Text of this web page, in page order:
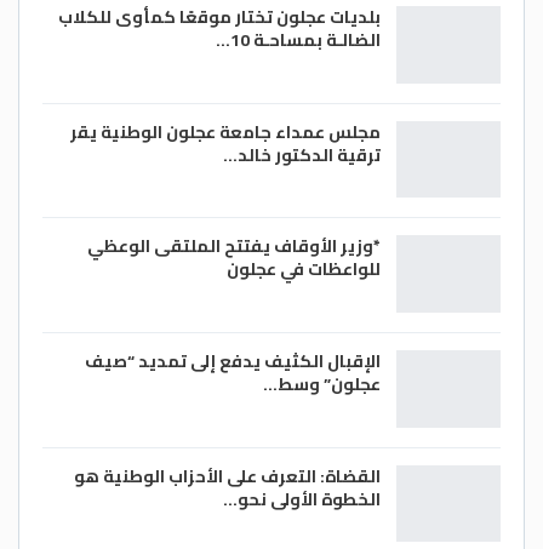
بلديات عجلون تختار موقعًا كمأوى للكلاب
الضالـة بمساحـة 10…
مجلس عمداء جامعة عجلون الوطنية يقر
ترقية الدكتور خالد…
*وزير الأوقاف يفتتح الملتقى الوعظي
للواعظات في عجلون
الإقبال الكثيف يدفع إلى تمديد “صيف
عجلون” وسط…
القضاة: التعرف على الأحزاب الوطنية هو
الخطوة الأولى نحو…